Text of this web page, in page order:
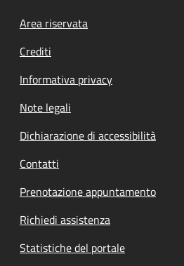
Footer menu
Area riservata
Crediti
Informativa privacy
Note legali
Dichiarazione di accessibilità
Contatti
Prenotazione appuntamento
Richiedi assistenza
Statistiche del portale